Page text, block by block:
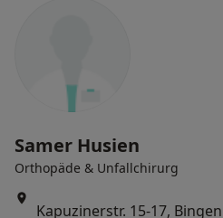
Samer Husien
Orthopäde & Unfallchirurg